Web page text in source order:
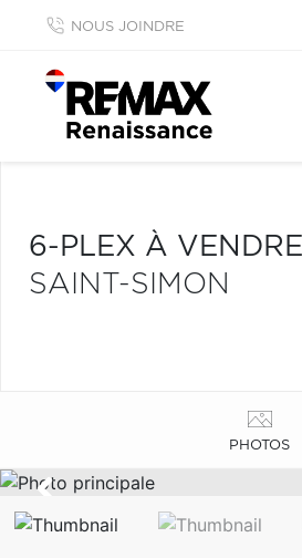
NOUS JOINDRE
6-PLEX À VENDRE
SAINT-SIMON
PHOTOS